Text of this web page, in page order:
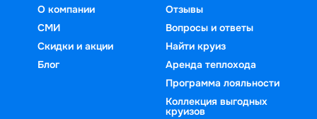
О компании
СМИ
Скидки и акции
Блог
Отзывы
Вопросы и ответы
Найти круиз
Аренда теплохода
Программа лояльности
Коллекция выгодных
круизов